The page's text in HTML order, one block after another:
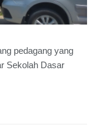
pedagang yang
Sekolah Dasar